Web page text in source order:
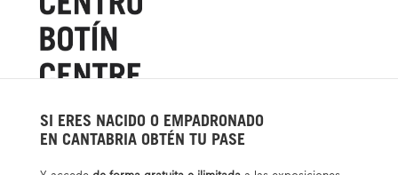
SI ERES NACIDO O EMPADRONADO
EN CANTABRIA OBTÉN TU PASE